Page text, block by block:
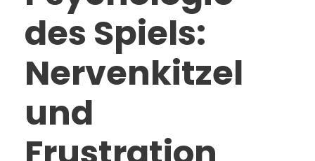
des Spiels:
Nervenkitzel
und